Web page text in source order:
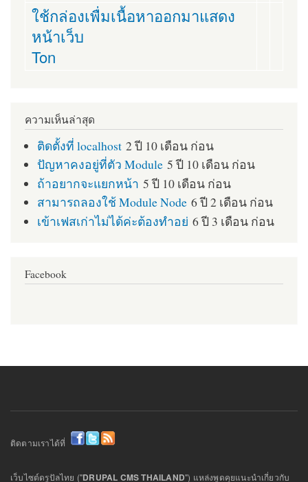
ใช้กล่องเพื่มเนื้อหาออกมาแสดง
หน้าเว็บ
Ton
ความเห็นล่าสุด
ติดตั้งที่ localhost 2 ปี 10 เดือน ก่อน
ปัญหาคงอยู่ที่ตัว Module 5 ปี 10 เดือน ก่อน
ถ้าอยากจะแยกหน้า 5 ปี 10 เดือน ก่อน
สามารถลองใช้ Module Node 6 ปี 2 เดือน ก่อน
เข้าเฟสเก่าไม่ได้ค่ะต้องทำอย่ 6 ปี 3 เดือน ก่อน
Facebook
ติดตามเราได้ที่
เว็บไซต์ดรูปัลไทย ("DRUPAL CMS THAILAND") แหล่งพูดคุยแนะนำเกี่ยวกับ